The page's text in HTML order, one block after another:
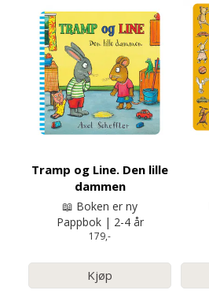
Tramp og Line. Den lille
dammen
📖 Boken er ny
Pappbok | 2-4 år
179,-
Kjøp